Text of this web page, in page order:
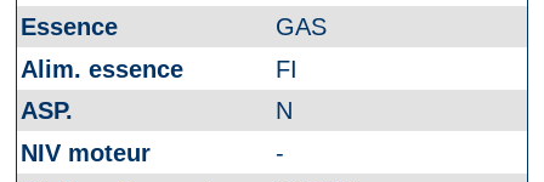
GAS
FI
N
-